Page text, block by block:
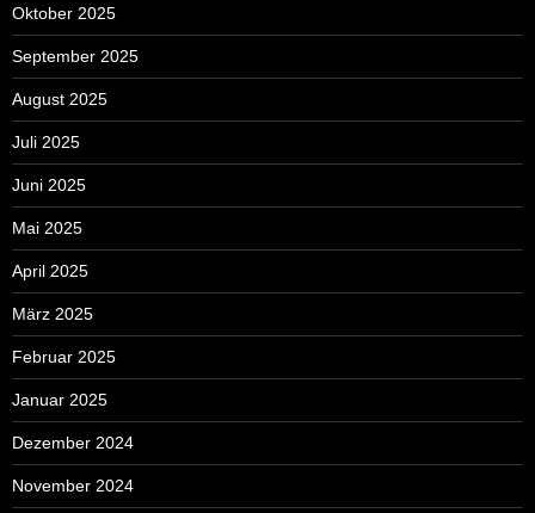
Oktober 2025
September 2025
August 2025
Juli 2025
Juni 2025
Mai 2025
April 2025
März 2025
Februar 2025
Januar 2025
Dezember 2024
November 2024